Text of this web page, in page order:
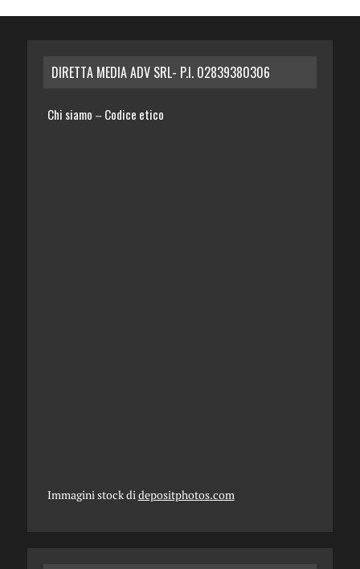
DIRETTA MEDIA ADV SRL- P.I. 02839380306
Chi siamo – Codice etico
Immagini stock di depositphotos.com